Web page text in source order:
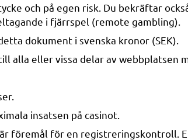
och på egen risk. Du bekräftar
i fjärrspel (remote gambling).
dokument i svenska kronor (SEK).
eller vissa delar av webbplatsen
insatsen på casinot.
föremål för en